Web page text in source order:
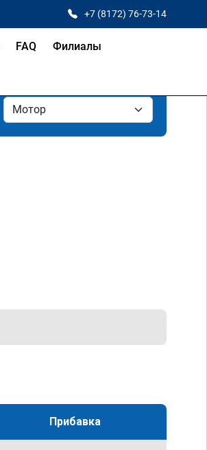
+7 (8172) 76-73-14
FAQ Филиалы
Прибавка